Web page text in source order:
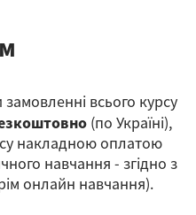
замовленні всього курсу
(по Україні),
накладною оплатою
навчання - згідно з
онлайн навчання).